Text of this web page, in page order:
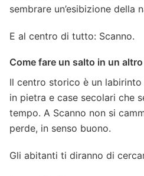
sembrare un’esibizione della
E al centro di tutto: Scanno.
Come fare un salto in un
Il centro storico è un
in pietra e case secolari che
tempo. A Scanno non si
perde, in senso buono.
Gli abitanti ti diranno di